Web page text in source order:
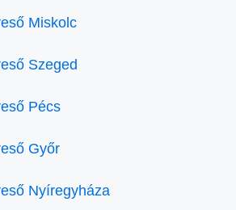
Miskolc
Szeged
Pécs
Győr
Nyíregyháza